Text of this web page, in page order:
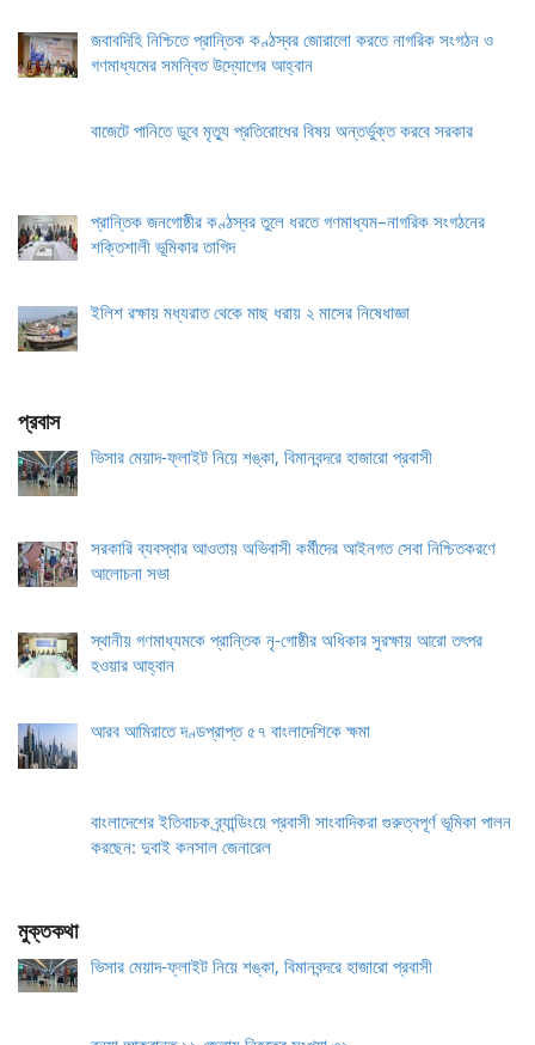
জবাবদিহি নিশ্চিতে প্রান্তিক কণ্ঠস্বর জোরালো করতে নাগরিক সংগঠন ও
গণমাধ্যমের সমন্বিত উদ্যোগের আহ্বান
বাজেটে পানিতে ডুবে মৃত্যু প্রতিরোধের বিষয় অন্তর্ভুক্ত করবে সরকার
প্রান্তিক জনগোষ্ঠীর কণ্ঠস্বর তুলে ধরতে গণমাধ্যম–নাগরিক সংগঠনের
শক্তিশালী ভূমিকার তাগিদ
ইলিশ রক্ষায় মধ্যরাত থেকে মাছ ধরায় ২ মাসের নিষেধাজ্ঞা
প্রবাস
ভিসার মেয়াদ-ফ্লাইট নিয়ে শঙ্কা, বিমানবন্দরে হাজারো প্রবাসী
সরকারি ব্যবস্থার আওতায় অভিবাসী কর্মীদের আইনগত সেবা নিশ্চিতকরণে
আলোচনা সভা
স্থানীয় গণমাধ্যমকে প্রান্তিক নৃ-গোষ্ঠীর অধিকার সুরক্ষায় আরো তৎপর
হওয়ার আহ্বান
আরব আমিরাতে দণ্ডপ্রাপ্ত ৫৭ বাংলাদেশিকে ক্ষমা
বাংলাদেশের ইতিবাচক ব্র্যান্ডিংয়ে প্রবাসী সাংবাদিকরা গুরুত্বপূর্ণ ভূমিকা পালন
করছেন: দুবাই কনসাল জেনারেল
মুক্তকথা
ভিসার মেয়াদ-ফ্লাইট নিয়ে শঙ্কা, বিমানবন্দরে হাজারো প্রবাসী